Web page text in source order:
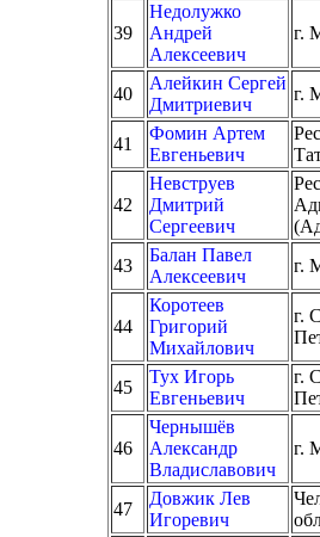
39
Недолужко
Андрей
Алексеевич
г.
40
Алейкин Сергей
Дмитриевич
г.
41
Фомин Артем
Евгеньевич
42
Невструев
Дмитрий
Сергеевич
43
Балан Павел
Алексеевич
г.
44
Коротеев
Григорий
Михайлович
г.
45
Тух Игорь
Евгеньевич
г.
46
Чернышёв
Александр
Владиславович
г.
47
Довжик Лев
Игоревич